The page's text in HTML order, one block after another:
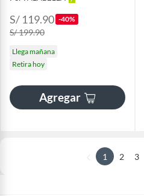
S/ 119.90 -40%
S/ 199.90
Llega mañana
Retira hoy
Agregar
1 2 3